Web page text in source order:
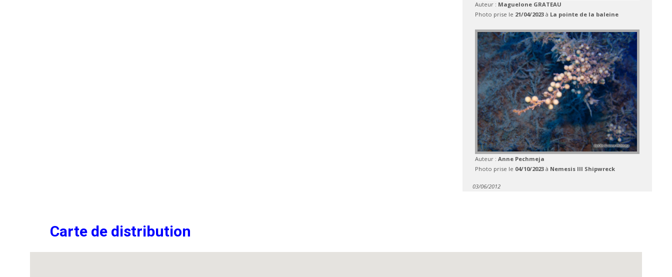
Auteur : Maguelone GRATEAU
Photo prise le 21/04/2023à La pointe de la baleine
Auteur : Anne Pechmeja
Photo prise le 04/10/2023à Nemesis III Shipwreck
03/06/2012
Carte de distribution